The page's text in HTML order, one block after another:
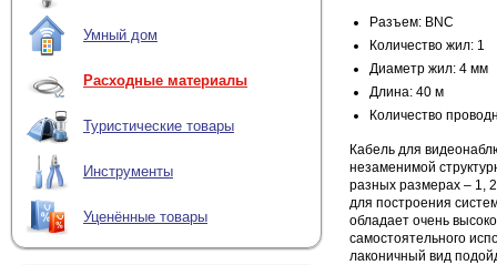
Умный дом
Расходные материалы
Туристические товары
Инструменты
Уценённые товары
Разъем: BNC
Количество жил: 1
Диаметр жил: 4 мм
Длина: 40 м
Количество
Кабель для
незаменимой
разных размерах – 1,
для построения
обладает очень
самостоятельного
лаконичный вид